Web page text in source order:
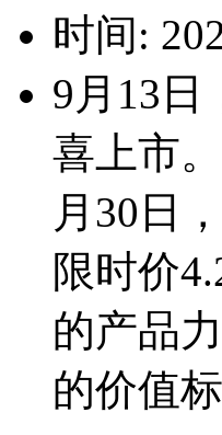
时间:
9月13日
喜上市
月30日
限时价
的产品
的价值